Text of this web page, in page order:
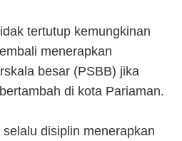
tertutup kemungkinan
menerapkan
besar (PSBB) jika
di kota Pariaman.
selalu disiplin menerapkan